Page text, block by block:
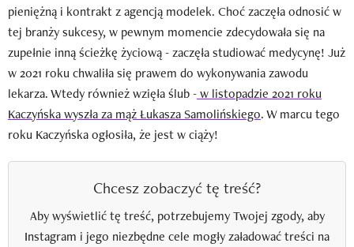
pieniężną i kontrakt z agencją modelek. Choć zaczęła odnosić w
tej branży sukcesy, w pewnym momencie zdecydowała się na
zupełnie inną ścieżkę życiową - zaczęła studiować medycynę! Już
w 2021 roku chwaliła się prawem do wykonywania zawodu
lekarza. Wtedy również wzięła ślub -w listopadzie 2021 roku
Kaczyńska wyszła za mąż Łukasza Samolińskiego. W marcu tego
roku Kaczyńska ogłosiła, że jest w ciąży!
Chcesz zobaczyć tę treść?
Aby wyświetlić tę treść, potrzebujemy Twojej zgody, aby
Instagram i jego niezbędne cele mogły załadować treści na